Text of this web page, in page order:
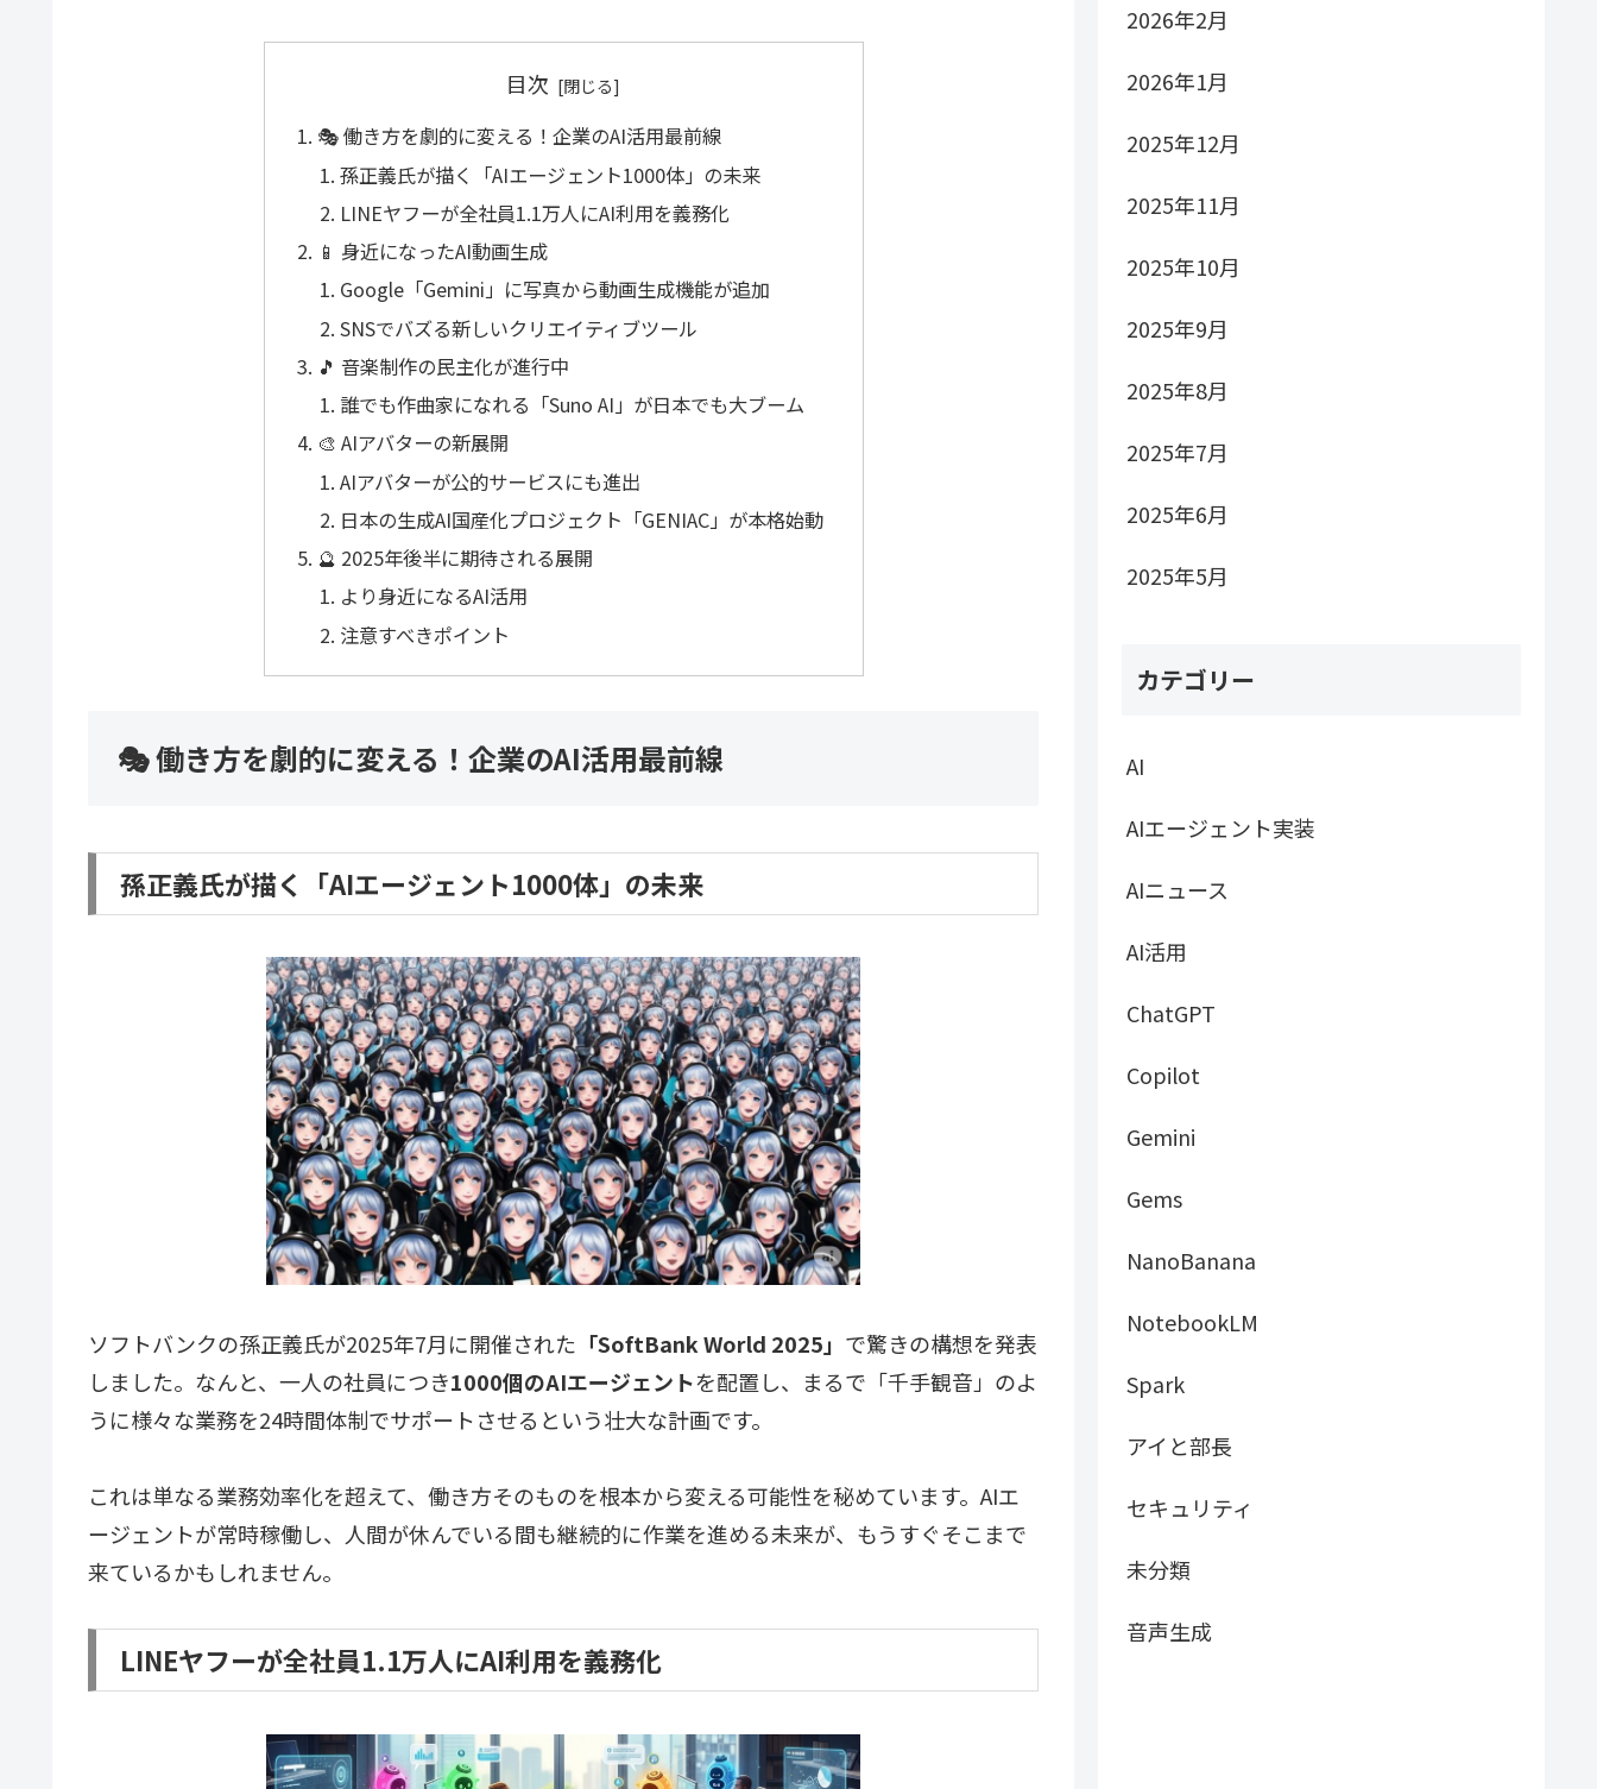
目次
🎭 働き方を劇的に変える！企業のAI活用最前線
孫正義氏が描く「AIエージェント1000体」の未来
LINEヤフーが全社員1.1万人にAI利用を義務化
📱 身近になったAI動画生成
Google「Gemini」に写真から動画生成機能が追加
SNSでバズる新しいクリエイティブツール
🎵 音楽制作の民主化が進行中
誰でも作曲家になれる「Suno AI」が日本でも大ブーム
🎨 AIアバターの新展開
AIアバターが公的サービスにも進出
日本の生成AI国産化プロジェクト「GENIAC」が本格始動
🔮 2025年後半に期待される展開
より身近になるAI活用
注意すべきポイント
🎭 働き方を劇的に変える！企業のAI活用最前線
孫正義氏が描く「AIエージェント1000体」の未来
ソフトバンクの孫正義氏が2025年7月に開催された 「SoftBank World 2025」 で驚きの構想を発表
しました。なんと、一人の社員につき1000個のAIエージェントを配置し、まるで「千手観音」のよ
うに様々な業務を24時間体制でサポートさせるという壮大な計画です。
これは単なる業務効率化を超えて、働き方そのものを根本から変える可能性を秘めています。AIエ
ージェントが常時稼働し、人間が休んでいる間も継続的に作業を進める未来が、もうすぐそこまで
来ているかもしれません。
LINEヤフーが全社員1.1万人にAI利用を義務化
2026年2月
2026年1月
2025年12月
2025年11月
2025年10月
2025年9月
2025年8月
2025年7月
2025年6月
2025年5月
カテゴリー
AI
AIエージェント実装
AIニュース
AI活用
ChatGPT
Copilot
Gemini
Gems
NanoBanana
NotebookLM
Spark
アイと部長
セキュリティ
未分類
音声生成